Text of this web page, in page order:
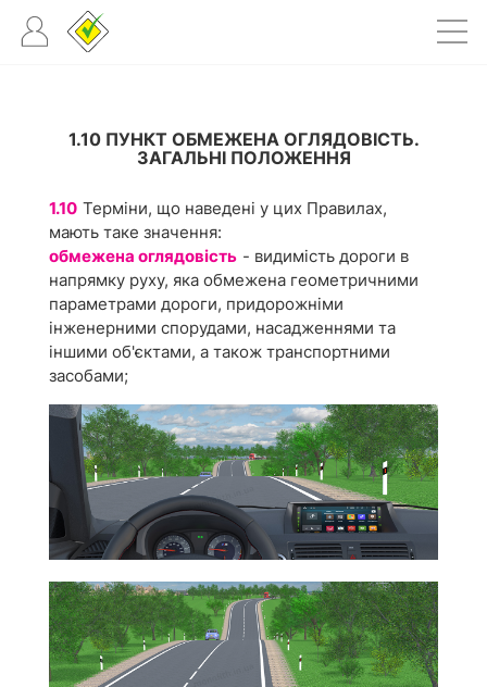
1.10 ПУНКТ ОБМЕЖЕНА ОГЛЯДОВІСТЬ.
ЗАГАЛЬНІ ПОЛОЖЕННЯ
1.10 Терміни, що наведені у цих Правилах,
мають таке значення:
обмежена оглядовість - видимість дороги в
напрямку руху, яка обмежена геометричними
параметрами дороги, придорожніми
інженерними спорудами, насадженнями та
іншими об'єктами, а також транспортними
засобами;